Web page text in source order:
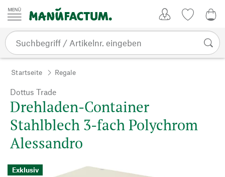
Zum Inhalt springen
Startseite Regale
Dottus Trade
Drehladen-Container
Stahlblech 3-fach Polychrom
Alessandro
Exklusiv